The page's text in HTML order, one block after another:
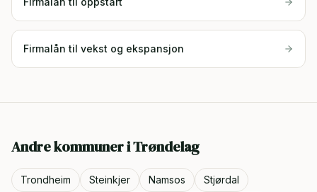
Firmalån til vekst og ekspansjon
Andre kommuner iTrøndelag
Trondheim Steinkjer Namsos
Stjørdal